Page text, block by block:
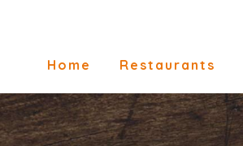
Home Restaurants